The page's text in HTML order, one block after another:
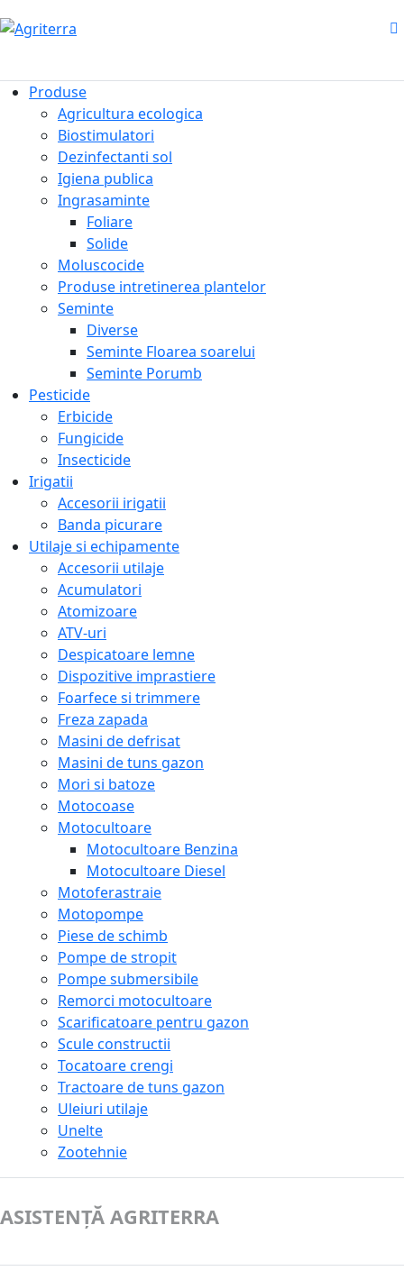
Produse
Agricultura ecologica
Biostimulatori
Dezinfectanti sol
Igiena publica
Ingrasaminte
Foliare
Solide
Moluscocide
Produse intretinerea plantelor
Seminte
Diverse
Seminte Floarea soarelui
Seminte Porumb
Pesticide
Erbicide
Fungicide
Insecticide
Irigatii
Accesorii irigatii
Banda picurare
Utilaje si echipamente
Accesorii utilaje
Acumulatori
Atomizoare
ATV-uri
Despicatoare lemne
Dispozitive imprastiere
Foarfece si trimmere
Freza zapada
Masini de defrisat
Masini de tuns gazon
Mori si batoze
Motocoase
Motocultoare
Motocultoare Benzina
Motocultoare Diesel
Motoferastraie
Motopompe
Piese de schimb
Pompe de stropit
Pompe submersibile
Remorci motocultoare
Scarificatoare pentru gazon
Scule constructii
Tocatoare crengi
Tractoare de tuns gazon
Uleiuri utilaje
Unelte
Zootehnie
ASISTENȚĂ AGRITERRA